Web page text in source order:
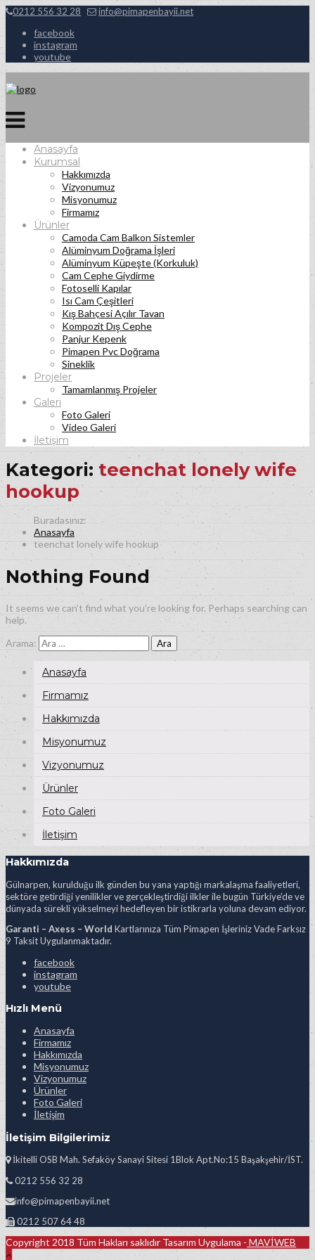
0212 556 32 28 info@pimapenbayii.net
facebook
instagram
youtube
Anasayfa
Kurumsal
Hakkımızda
Vizyonumuz
Misyonumuz
Firmamız
Ürünler
Camoda Cam Balkon Sistemler
Alüminyum Doğrama İşleri
Alüminyum Küpeşte (Korkuluk)
Cam Cephe Giydirme
Fotoselli Kapılar
Isı Cam Çeşitleri
Kış Bahçesi Açılır Tavan
Kompozit Dış Cephe
Panjur Kepenk
Pimapen Pvc Doğrama
Sineklik
Projeler
Tamamlanmış Projeler
Galeri
Foto Galeri
Video Galeri
İletişim
Kategori: teenchat lonely wife
hookup
Anasayfa
teenchat lonely wife hookup
Nothing Found
It seems we can’t find what you’re looking for. Perhaps searching can
help.
Arama:
Anasayfa
Firmamız
Hakkımızda
Misyonumuz
Vizyonumuz
Ürünler
Foto Galeri
İletişim
Hakkımızda
Gülnarpen, kurulduğu ilk günden bu yana yaptığı markalaşma faaliyetleri,
sektöre getirdiği yenilikler ve gerçekleştirdiği ilkler ile bugün Türkiye’de ve
dünyada sürekli yükselmeyi hedefleyen bir istikrarla yoluna devam ediyor.
Garanti – Axess – World Kartlarınıza Tüm Pimapen İşleriniz Vade Farksız
9 Taksit Uygulanmaktadır.
facebook
instagram
youtube
Hızlı Menü
Anasayfa
Firmamız
Hakkımızda
Misyonumuz
Vizyonumuz
Ürünler
Foto Galeri
İletişim
İletişim Bilgilerimiz
İkitelli OSB Mah. Sefaköy Sanayi Sitesi 1Blok Apt.No:15 Başakşehir/İST.
0212 556 32 28
info@pimapenbayii.net
0212 507 64 48
Copyright 2018 Tüm Hakları saklıdır Tasarım Uygulama - MAVİWEB